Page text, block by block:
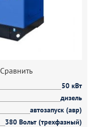
Сравнить
50 кВт
дизель
автозапуск (авр)
380 Вольт (трехфазный)